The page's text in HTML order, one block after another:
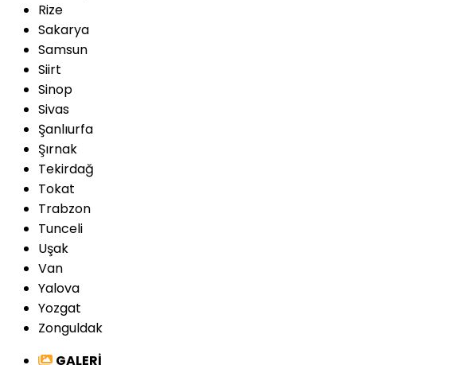
Rize
Sakarya
Samsun
Siirt
Sinop
Sivas
Şanlıurfa
Şırnak
Tekirdağ
Tokat
Trabzon
Tunceli
Uşak
Van
Yalova
Yozgat
Zonguldak
GALERİ